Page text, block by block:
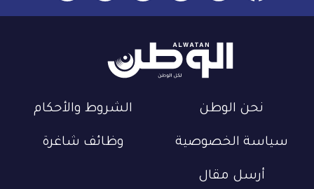
نحن الوطن الشروط والأحكام
سياسة الخصوصية وظائف شاغرة
أرسل مقال